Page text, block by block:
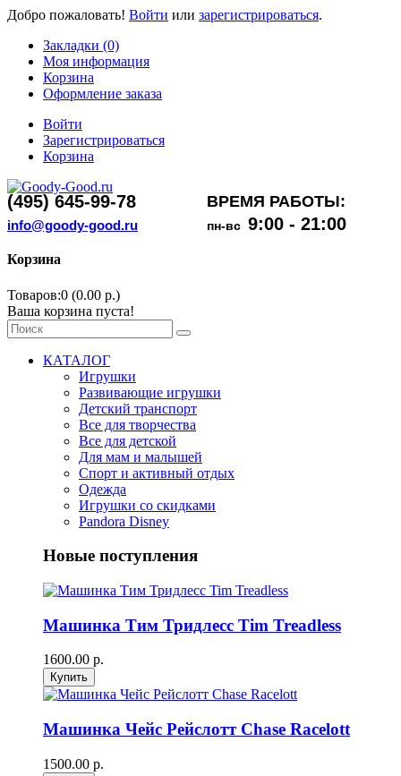
Добро пожаловать! Войти или зарегистрироваться.
Закладки (0)
Моя информация
Корзина
Оформление заказа
Войти
Зарегистрироваться
Корзина
(495) 645-99-78 ВРЕМЯ РАБОТЫ:
info@goody-good.ru пн-вс 9:00 - 21:00
Корзина
Товаров:0 (0.00 р.)
Ваша корзина пуста!
КАТАЛОГ
Игрушки
Развивающие игрушки
Детский транспорт
Все для творчества
Все для детской
Для мам и малышей
Спорт и активный отдых
Одежда
Игрушки со скидками
Pandora Disney
Новые поступления
Машинка Тим Тридлесс Tim Treadless
1600.00 р.
Машинка Чейс Рейслотт Chase Racelott
1500.00 р.